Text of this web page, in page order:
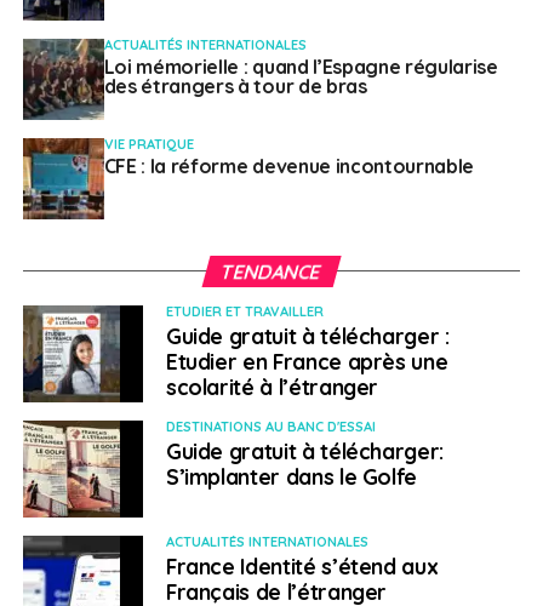
ACTUALITÉS INTERNATIONALES
Loi mémorielle : quand l’Espagne régularise
des étrangers à tour de bras
VIE PRATIQUE
CFE : la réforme devenue incontournable
TENDANCE
ETUDIER ET TRAVAILLER
Guide gratuit à télécharger :
Etudier en France après une
scolarité à l’étranger
DESTINATIONS AU BANC D'ESSAI
Guide gratuit à télécharger:
S’implanter dans le Golfe
ACTUALITÉS INTERNATIONALES
France Identité s’étend aux
Français de l’étranger